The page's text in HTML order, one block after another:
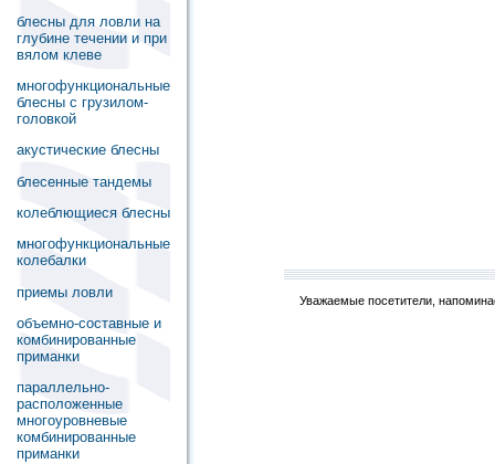
блесны для ловли на
глубине течении и при
вялом клеве
многофункциональные
блесны с грузилом-
головкой
акустические блесны
блесенные тандемы
колеблющиеся блесны
многофункциональные
колебалки
приемы ловли
объемно-составные и
комбинированные
приманки
параллельно-
расположенные
многоуровневые
комбинированные
приманки
Уважаемые посетители,